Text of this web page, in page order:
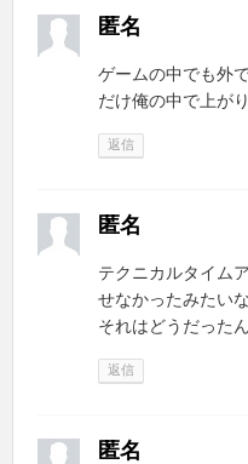
匿名
ゲームの中でも外
だけ俺の中で上が
返信
匿名
テクニカルタイム
せなかったみたい
それはどうだった
返信
匿名